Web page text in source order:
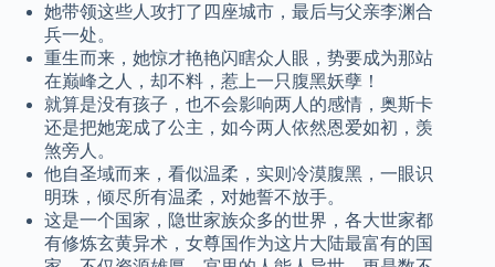
她带领这些人攻打了四座城市，最后与父亲李渊合
兵一处。
重生而来，她惊才艳艳闪瞎众人眼，势要成为那站
在巅峰之人，却不料，惹上一只腹黑妖孽！
就算是没有孩子，也不会影响两人的感情，奥斯卡
还是把她宠成了公主，如今两人依然恩爱如初，羡
煞旁人。
他自圣域而来，看似温柔，实则冷漠腹黑，一眼识
明珠，倾尽所有温柔，对她誓不放手。
这是一个国家，隐世家族众多的世界，各大世家都
有修炼玄黄异术，女尊国作为这片大陆最富有的国